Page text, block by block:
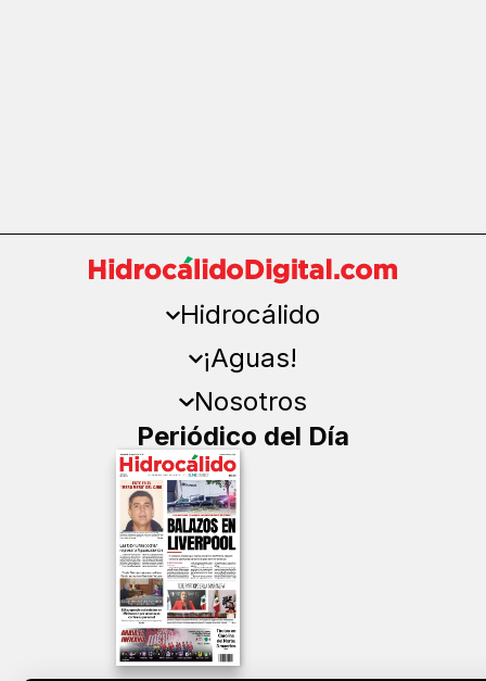
Hidrocálido
¡Aguas!
Nosotros
Periódico del Día